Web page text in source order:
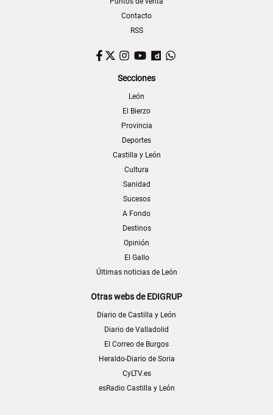
Contacto
RSS
Facebook
TwitterInstagram
YouTubeDailymotion
Secciones
León
El Bierzo
Provincia
Deportes
Castilla y León
Cultura
Sanidad
Sucesos
A Fondo
Destinos
Opinión
El Gallo
Últimas noticias de León
Otras webs de EDIGRUP
Diario de Castilla y León
Diario de Valladolid
El Correo de Burgos
Heraldo-Diario de Soria
CyLTV.es
esRadio Castilla y León